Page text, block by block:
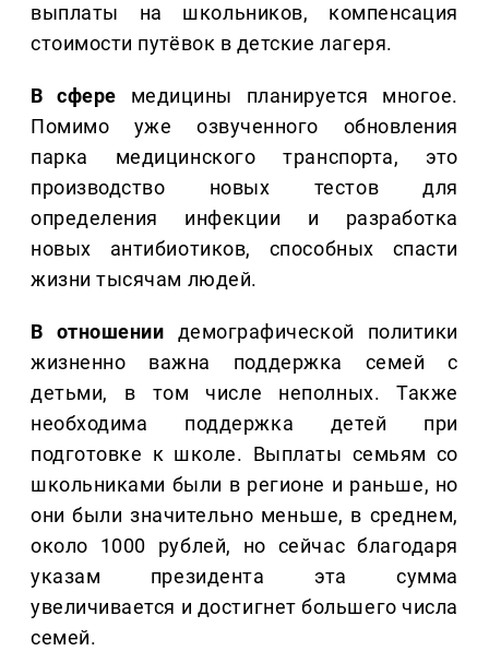
выплаты на школьников, компенсация
стоимости путёвок в детские лагеря.
В сфере медицины планируется многое.
Помимо уже озвученного обновления
парка медицинского транспорта, это
производство новых тестов для
определения инфекции и разработка
новых антибиотиков, способных спасти
жизни тысячам людей.
В отношении демографической политики
жизненно важна поддержка семей с
детьми, в том числе неполных. Также
необходима поддержка детей при
подготовке к школе. Выплаты семьям со
школьниками были в регионе и раньше, но
они были значительно меньше, в среднем,
около 1000 рублей, но сейчас благодаря
указам президента эта сумма
увеличивается и достигнет большего числа
семей.